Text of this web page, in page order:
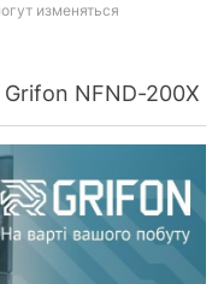
изменяться
NFND-200X